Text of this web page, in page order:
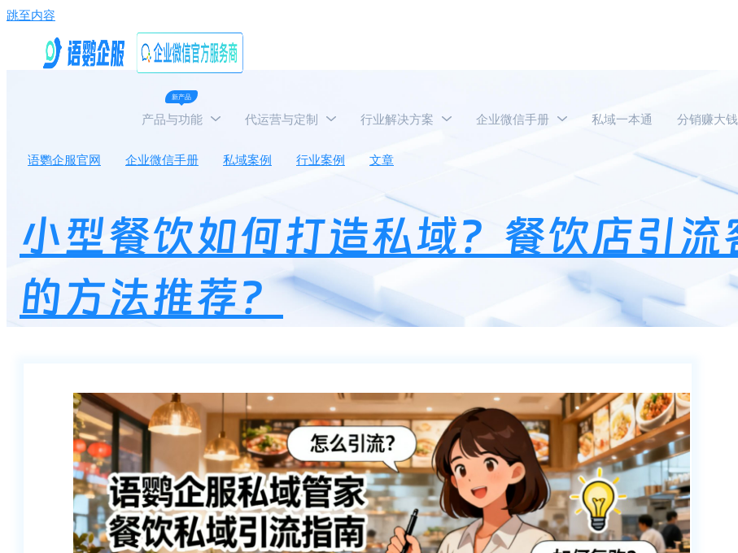
跳至内容
新产品
产品与功能 代运营与定制 行业解决方案 企业微信手册 私域一本通 分销赚大钱
语鹦企服官网 企业微信手册 私域案例 行业案例 文章 小型餐饮如何打造私域？餐饮店引流客源最快的方法推荐？
小型餐饮如何打造私域？餐饮店引流
的方法推荐？